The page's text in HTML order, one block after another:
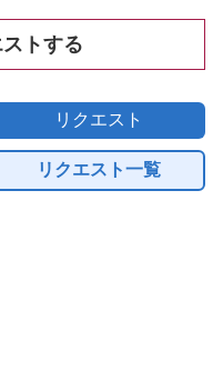
トする
リクエスト
リクエスト一覧